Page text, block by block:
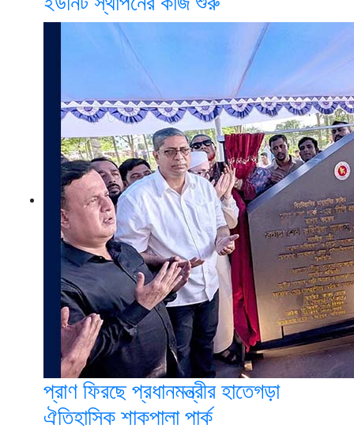
প্রাণ ফিরছে প্রধানমন্ত্রীর হাতেগড়া
ঐতিহাসিক শাকপালা পার্ক